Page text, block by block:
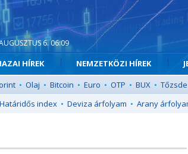
6. 06:09
HÍREK NEMZETKÖZI HÍREK
• Olaj • Bitcoin • Euro • OTP • BUX • Tőzsde
Határidős index • Deviza árfolyam • Arany